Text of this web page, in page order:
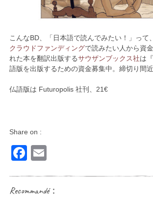
こんなBD、「日本語で読んでみたい！」って
クラウドファンディングで読みたい人から資
れた本を翻訳出版するサウザンブックス社は
語版を出版するための資金募集中。締切り間近
仏語版は Futuropolis 社刊、21€
Share on :
Facebook
Email
Recommandé：